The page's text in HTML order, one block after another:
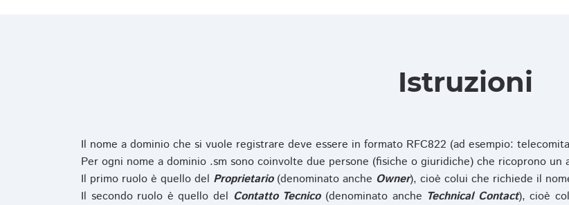
Istruzioni
Il nome a dominio che si vuole registrare deve essere in formato RFC822 (ad esempio:
Per ogni nome a dominio .sm sono coinvolte due persone (fisiche o giuridiche) che ricoprono un
Il primo ruolo è quello del Proprietario(denominato anche Owner), cioè colui che richiede il
Il secondo ruolo è quello del Contatto Tecnico(denominato anche Technical Contact), cioè